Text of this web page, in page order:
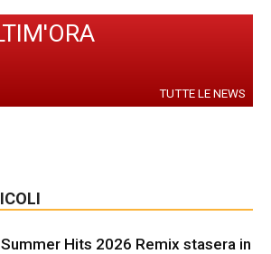
TUTTE LE NEWS
Hits 2026 Remix stasera in